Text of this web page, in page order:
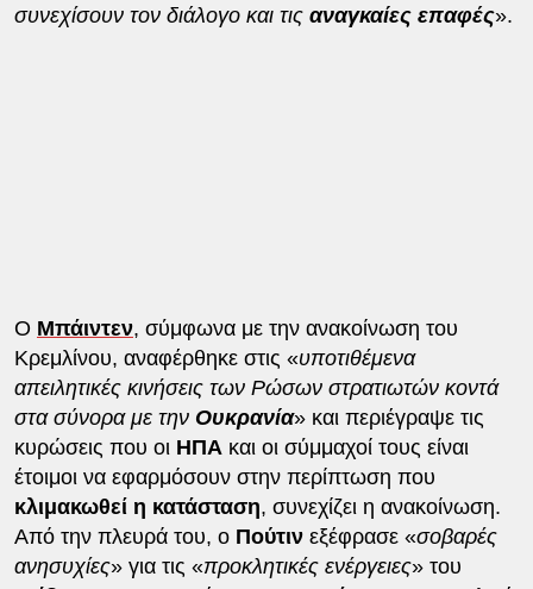
συνεχίσουν τον διάλογο και τις αναγκαίες επαφές».
Ο Μπάιντεν, σύμφωνα με την ανακοίνωση του
Κρεμλίνου, αναφέρθηκε στις «υποτιθέμενα
απειλητικές κινήσεις των Ρώσων στρατιωτών κοντά
στα σύνορα με την Ουκρανία» και περιέγραψε τις
κυρώσεις που οι ΗΠΑκαι οι σύμμαχοί τους είναι
έτοιμοι να εφαρμόσουν στην περίπτωση που
κλιμακωθεί η κατάσταση, συνεχίζει η ανακοίνωση.
Από την πλευρά του, ο Πούτινεξέφρασε «σοβαρές
ανησυχίες» για τις «προκλητικές ενέργειες» του